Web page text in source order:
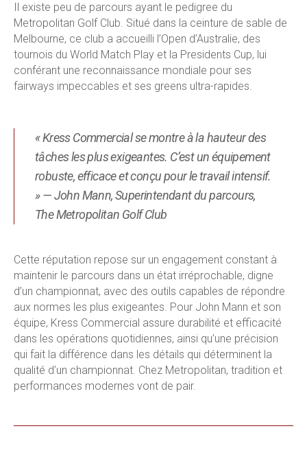
Il existe peu de parcours ayant le pedigree du
Metropolitan Golf Club. Situé dans la ceinture de sable de
Melbourne, ce club a accueilli l’Open d’Australie, des
tournois du World Match Play et la Presidents Cup, lui
conférant une reconnaissance mondiale pour ses
fairways impeccables et ses greens ultra-rapides.
« Kress Commercial se montre à la hauteur des
tâches les plus exigeantes. C’est un équipement
robuste, efficace et conçu pour le travail intensif.
» — John Mann, Superintendant du parcours,
The Metropolitan Golf Club
Cette réputation repose sur un engagement constant à
maintenir le parcours dans un état irréprochable, digne
d’un championnat, avec des outils capables de répondre
aux normes les plus exigeantes. Pour John Mann et son
équipe, Kress Commercial assure durabilité et efficacité
dans les opérations quotidiennes, ainsi qu’une précision
qui fait la différence dans les détails qui déterminent la
qualité d’un championnat. Chez Metropolitan, tradition et
performances modernes vont de pair.